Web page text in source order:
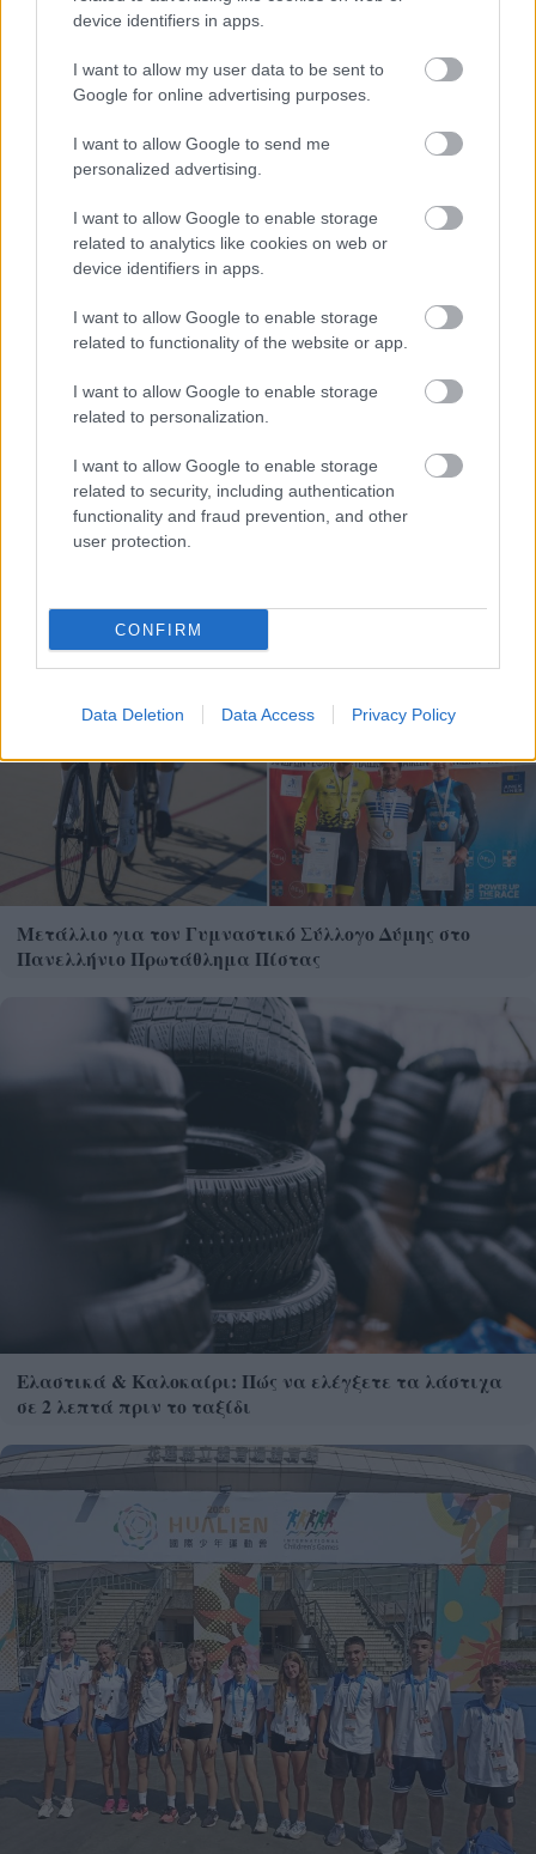
device identifiers in apps.
I want to allow my user data to be sent to
Google for online advertising purposes.
I want to allow Google to send me
personalized advertising.
I want to allow Google to enable storage
related to analytics like cookies on web or
device identifiers in apps.
I want to allow Google to enable storage
related to functionality of the website or app.
I want to allow Google to enable storage
related to personalization.
I want to allow Google to enable storage
related to security, including authentication
functionality and fraud prevention, and other
user protection.
CONFIRM
Data Deletion Data Access Privacy Policy
Θηλασμός: Το «θαύμα» των πρώτων 1.000 ημερών – Τι
συμβαίνει στον εγκέφαλο του μωρού
Χρησιμοποιείς Google passkeys για τους κωδικούς σου;
Και όμως μπορούν να τους κλέψουν
Μετάλλιο για τον Γυμναστικό Σύλλογο Δύμης στο
Πανελλήνιο Πρωτάθλημα Πίστας
Ελαστικά & Καλοκαίρι: Πώς να ελέγξετε τα λάστιχα
σε 2 λεπτά πριν το ταξίδι